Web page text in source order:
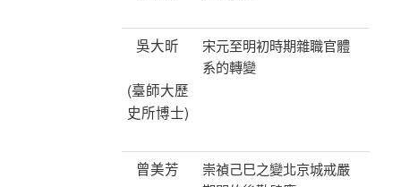
吳大昕
(臺師大歷
史所博士)
宋元至明初時期雜職官體
系的轉變
曾美芳
崇禎己巳之變北京城戒嚴